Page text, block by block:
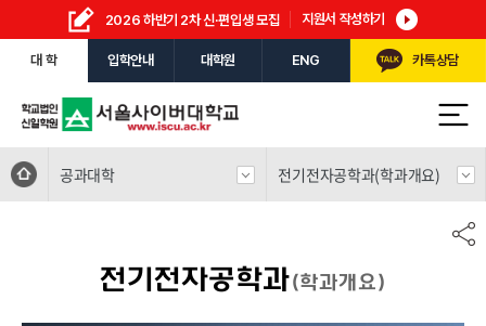
2026 하반기 2차 신·편입생 모집 지원서 작성하기
대 학 입학안내 대학원 ENG 카톡상담
공과대학 전기전자공학과(학과개요)
전기전자공학과(학과개요)